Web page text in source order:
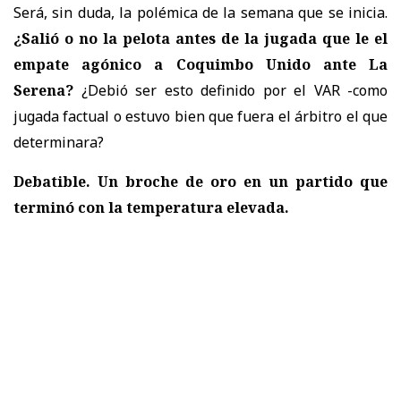
Será, sin duda, la polémica de la semana que se inicia.
¿Salió o no la pelota antes de la jugada que le el
empate agónico a Coquimbo Unido ante La
Serena? ¿Debió ser esto definido por el VAR -como
jugada factual o estuvo bien que fuera el árbitro el que
determinara?
Debatible. Un broche de oro en un partido que
terminó con la temperatura elevada.